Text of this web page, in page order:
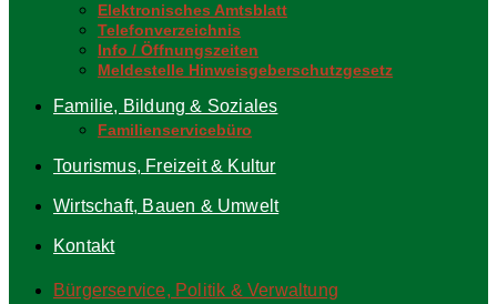
Elektronisches Amtsblatt
Telefonverzeichnis
Info / Öffnungszeiten
Meldestelle Hinweisgeberschutzgesetz
Familie, Bildung & Soziales
Familienservicebüro
Tourismus, Freizeit & Kultur
Wirtschaft, Bauen & Umwelt
Kontakt
Bürgerservice, Politik & Verwaltung